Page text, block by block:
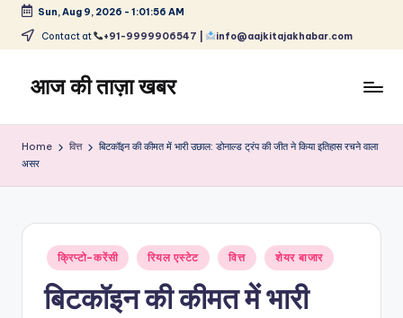
Skip
content
Sun, Aug 9, 2026 - 1:01:56 AM
Contact at +91-9999906547 | info@aajkitajakhabar.com
आज की ताज़ा खबर
खेल,
व्यापार
Home वित्त
बिटकॉइन की कीमत में भारी उछाल: डोनाल्ड ट्रंप की जीत ने किया इतिहास रचने वाला
असर
Posted
in
क्रिप्टो-करेंसी रियल एस्टेट वित्त शेयर बाजार
बिटकॉइन की कीमत में भारी